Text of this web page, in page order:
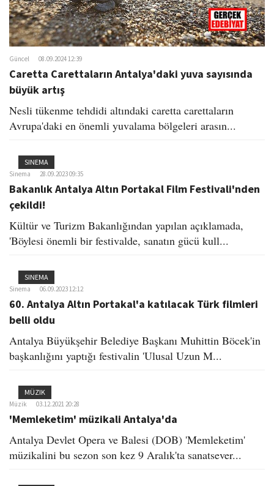
Güncel 08.09.2024 12:39
Caretta Carettaların Antalya'daki yuva sayısında
büyük artış
Nesli tükenme tehdidi altındaki caretta carettaların
Avrupa'daki en önemli yuvalama bölgeleri arasın...
SINEMA
Sinema 28.09.2023 09:35
Bakanlık Antalya Altın Portakal Film Festivali'nden
çekildi!
Kültür ve Turizm Bakanlığından yapılan açıklamada,
'Böylesi önemli bir festivalde, sanatın gücü kull...
SINEMA
Sinema 06.09.2023 12:12
60. Antalya Altın Portakal'a katılacak Türk filmleri
belli oldu
Antalya Büyükşehir Belediye Başkanı Muhittin Böcek'in
başkanlığını yaptığı festivalin 'Ulusal Uzun M...
MÜZIK
Müzik 03.12.2021 20:28
'Memleketim' müzikali Antalya'da
Antalya Devlet Opera ve Balesi (DOB) 'Memleketim'
müzikalini bu sezon son kez 9 Aralık'ta sanatsever...